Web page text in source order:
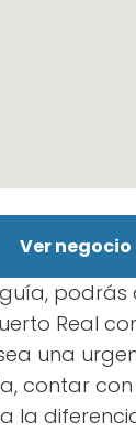
Ver negocio
podrás
Real
una
contar
la